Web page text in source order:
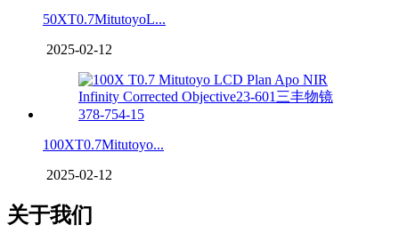
50XT0.7MitutoyoL...
2025-02-12
100XT0.7Mitutoyo...
2025-02-12
关于我们